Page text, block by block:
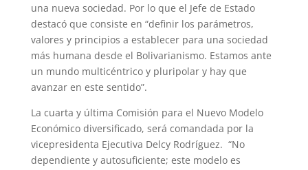
una nueva sociedad. Por lo que el Jefe de Estado
destacó que consiste en “definir los parámetros,
valores y principios a establecer para una sociedad
más humana desde el Bolivarianismo. Estamos ante
un mundo multicéntrico y pluripolar y hay que
avanzar en este sentido”.
La cuarta y última Comisión para el Nuevo Modelo
Económico diversificado, será comandada por la
vicepresidenta Ejecutiva Delcy Rodríguez. “No
dependiente y autosuficiente; este modelo es